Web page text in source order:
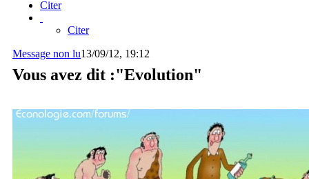
Citer
Citer
Message non lu13/09/12, 19:12
Vous avez dit :"Evolution"